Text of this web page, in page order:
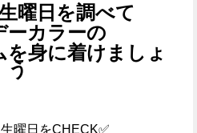
曜日を調べて
ーカラーの
を身に着けましょ
う
曜日をCHECK✅